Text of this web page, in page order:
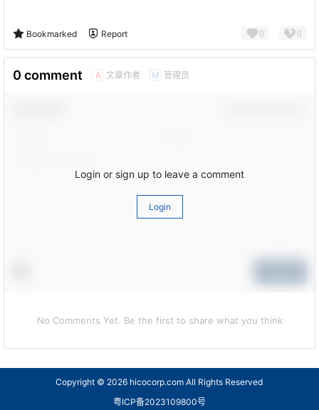
Bookmarked Report 0 0
0 comment A 文章作者 M 管理员
Login or sign up to leave a comment
Login
No Comments Yet. Be the first to share what you think
Copyright © 2026 hicocorp.com All Rights Reserved
粤ICP备2023109800号